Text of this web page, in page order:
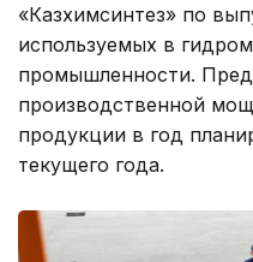
«Казхимсинтез» по
используемых в
промышленности.
производственной
продукции в год
текущего года.